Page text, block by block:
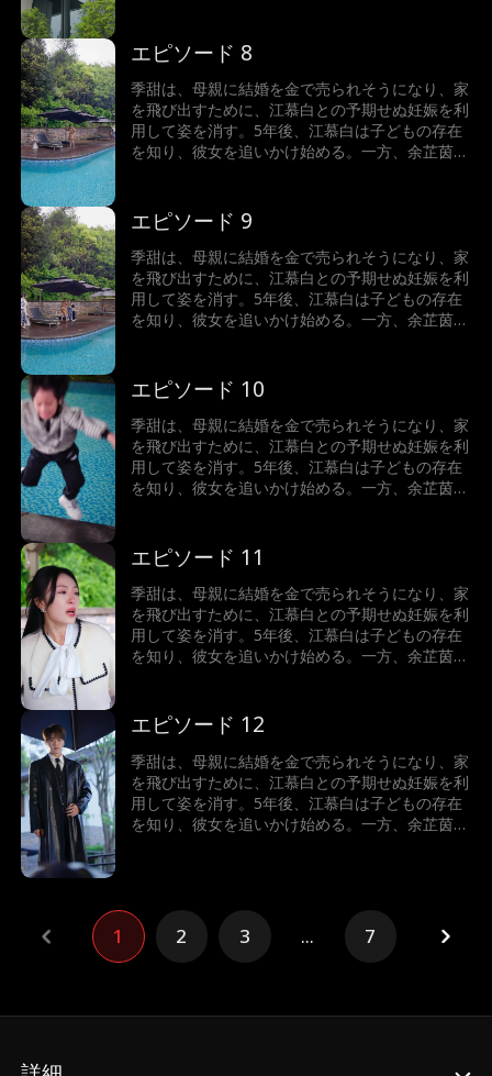
甜は驚くべき真実を知る――自分こそが本当の余
家の娘だったのだ。彼女の人生は、すり替えられ
ていた…
エピソード 8
季甜は、母親に結婚を金で売られそうになり、家
を飛び出すために、江慕白との予期せぬ妊娠を利
用して姿を消す。5年後、江慕白は子どもの存在
を知り、彼女を追いかけ始める。一方、余芷茵は
甜は驚くべき真実を知る――自分こそが本当の余
家の娘だったのだ。彼女の人生は、すり替えられ
ていた…
エピソード 9
季甜は、母親に結婚を金で売られそうになり、家
を飛び出すために、江慕白との予期せぬ妊娠を利
用して姿を消す。5年後、江慕白は子どもの存在
を知り、彼女を追いかけ始める。一方、余芷茵は
甜は驚くべき真実を知る――自分こそが本当の余
家の娘だったのだ。彼女の人生は、すり替えられ
ていた…
エピソード 10
季甜は、母親に結婚を金で売られそうになり、家
を飛び出すために、江慕白との予期せぬ妊娠を利
用して姿を消す。5年後、江慕白は子どもの存在
を知り、彼女を追いかけ始める。一方、余芷茵は
甜は驚くべき真実を知る――自分こそが本当の余
家の娘だったのだ。彼女の人生は、すり替えられ
ていた…
エピソード 11
季甜は、母親に結婚を金で売られそうになり、家
を飛び出すために、江慕白との予期せぬ妊娠を利
用して姿を消す。5年後、江慕白は子どもの存在
を知り、彼女を追いかけ始める。一方、余芷茵は
甜は驚くべき真実を知る――自分こそが本当の余
家の娘だったのだ。彼女の人生は、すり替えられ
ていた…
エピソード 12
季甜は、母親に結婚を金で売られそうになり、家
を飛び出すために、江慕白との予期せぬ妊娠を利
用して姿を消す。5年後、江慕白は子どもの存在
を知り、彼女を追いかけ始める。一方、余芷茵は
家の娘だったのだ。彼女の人生は、すり替えられ
ていた…
1 2 3 ... 7